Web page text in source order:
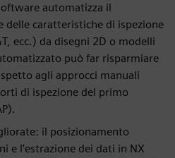
automatizza il
delle caratteristiche di ispezione
ecc.) da disegni 2D o modelli
può far risparmiare
agli approcci manuali
di ispezione del primo
il posizionamento
e l'estrazione dei dati in NX